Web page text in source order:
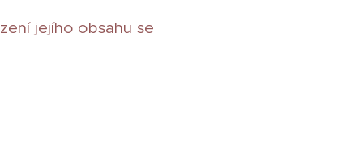
jejího obsahu se